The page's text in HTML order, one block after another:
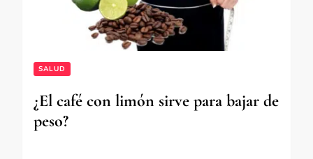
SALUD
¿El café con limón sirve para bajar de
peso?